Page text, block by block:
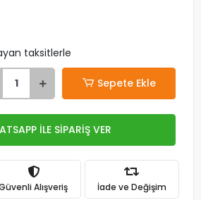
taksitlerle
Sepete Ekle
İLE SİPARİŞ VER
Alışveriş İade ve Değişim